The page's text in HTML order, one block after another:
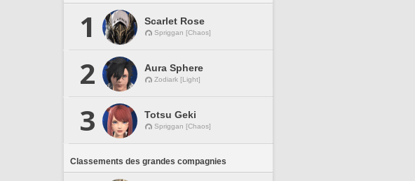
1 Scarlet Rose
Spriggan [Chaos]
2 Aura Sphere
Zodiark [Light]
3 Totsu Geki
Spriggan [Chaos]
Classements des grandes compagnies